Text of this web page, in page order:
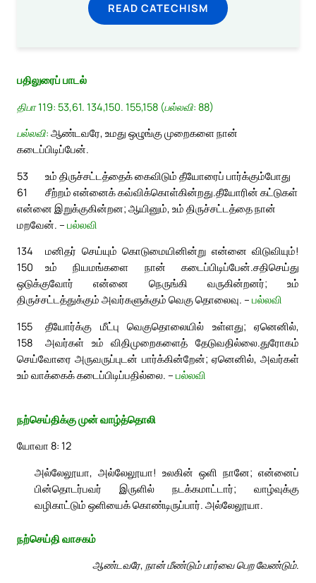
READ CATECHISM
பதிலுரைப் பாடல்
திபா 119: 53,61. 134,150. 155,158 (பல்லவி: 88)
பல்லவி: ஆண்டவரே, உமது ஒழுங்கு முறைகளை நான்
கடைப்பிடிப்பேன்.
53
உம் திருச்சட்டத்தைக் கைவிடும் தீயோரைப் பார்க்கும்போது
சீற்றம் என்னைக் கவ்விக்கொள்கின்றது.
61
தீயோரின் கட்டுகள்
என்னை இறுக்குகின்றன; ஆயினும், உம் திருச்சட்டத்தை நான்
மறவேன். – பல்லவி
134
மனிதர் செய்யும் கொடுமையினின்று என்னை விடுவியும்!
உம் நியமங்களை நான் கடைப்பிடிப்பேன்.
150
சதிசெய்து
ஒடுக்குவோர் என்னை நெருங்கி வருகின்றனர்; உம்
திருச்சட்டத்துக்கும் அவர்களுக்கும் வெகு தொலைவு. – பல்லவி
155
தீயோர்க்கு மீட்பு வெகுதொலையில் உள்ளது; ஏனெனில்,
அவர்கள் உம் விதிமுறைகளைத் தேடுவதில்லை.
158
துரோகம்
செய்வோரை அருவருப்புடன் பார்க்கின்றேன்; ஏனெனில், அவர்கள்
உம் வாக்கைக் கடைப்பிடிப்பதில்லை. – பல்லவி
நற்செய்திக்கு முன் வாழ்த்தொலி
யோவா 8: 12
அல்லேலூயா, அல்லேலூயா! உலகின் ஒளி நானே; என்னைப்
பின்தொடர்பவர் இருளில் நடக்கமாட்டார்; வாழ்வுக்கு
வழிகாட்டும் ஒளியைக் கொண்டிருப்பார். அல்லேலூயா.
நற்செய்தி வாசகம்
ஆண்டவரே, நான் மீண்டும் பார்வை பெற வேண்டும்.